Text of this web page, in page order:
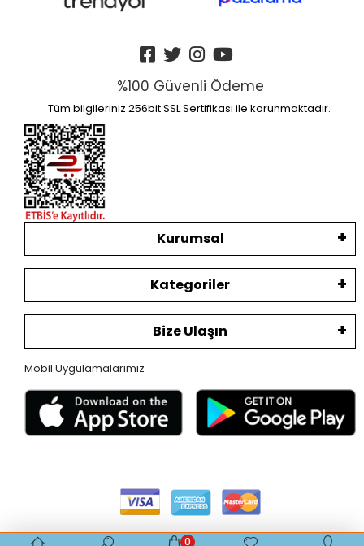
%100 Güvenli Ödeme
Tüm bilgileriniz 256bit SSL Sertifikası ile korunmaktadır.
Kurumsal
Kategoriler
Bize Ulaşın
Mobil Uygulamalarımız
0